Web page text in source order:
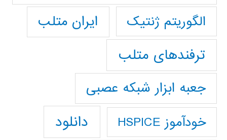
الگوریتم ژنتیک
ایران متلب
ترفندهای متلب
جعبه ابزار شبکه عصبی
خودآموز HSPICE دانلود